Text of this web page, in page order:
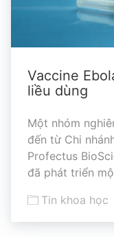
Vaccine
liều dùng
Một nhóm
đến từ Chi
Profectus
đã phát triển
Tin khoa học